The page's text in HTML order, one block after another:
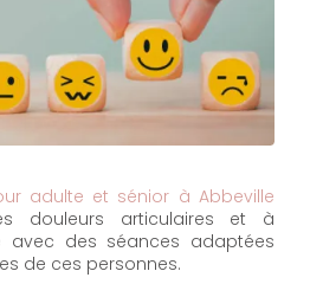
adulte et sénior à Abbeville
douleurs articulaires et à
avec des séances adaptées
de ces personnes.